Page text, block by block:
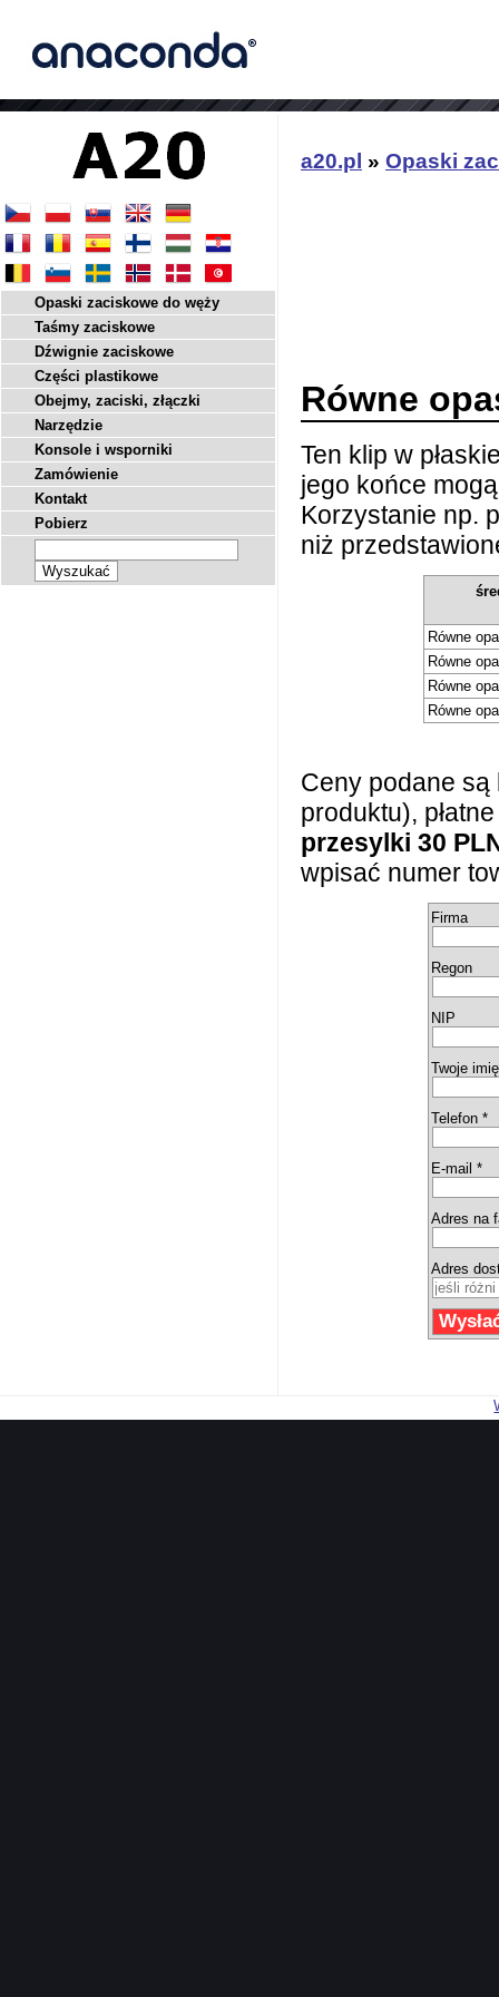
a20.pl » Opaski
Równe
Ten klip w
jego końce
Korzystanie np.
niż
Równe
Równe
Równe
Równe
Ceny podane są
produktu),
przesylki 30
wpisać numer
Firma
Regon
NIP
Twoje
Telefon *
E-mail *
Adres na
Adres
Opaski zaciskowe do węży
Taśmy zaciskowe
Dźwignie zaciskowe
Części plastikowe
Obejmy, zaciski, złączki
Narzędzie
Konsole i wsporniki
Zamówienie
Kontakt
Pobierz